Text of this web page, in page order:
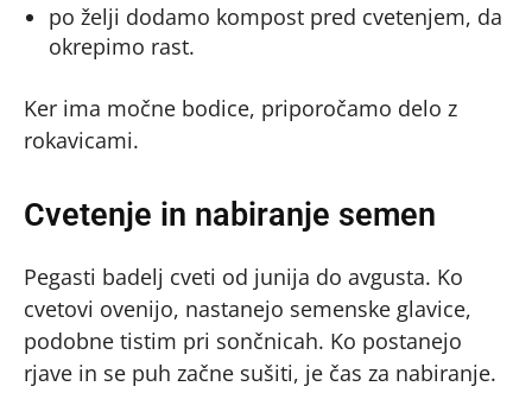
po želji dodamo kompost pred cvetenjem, da
okrepimo rast.
Ker ima močne bodice, priporočamo delo z
rokavicami.
Cvetenje in nabiranje semen
Pegasti badelj cveti od junija do avgusta. Ko
cvetovi ovenijo, nastanejo semenske glavice,
podobne tistim pri sončnicah. Ko postanejo
rjave in se puh začne sušiti, je čas za nabiranje.